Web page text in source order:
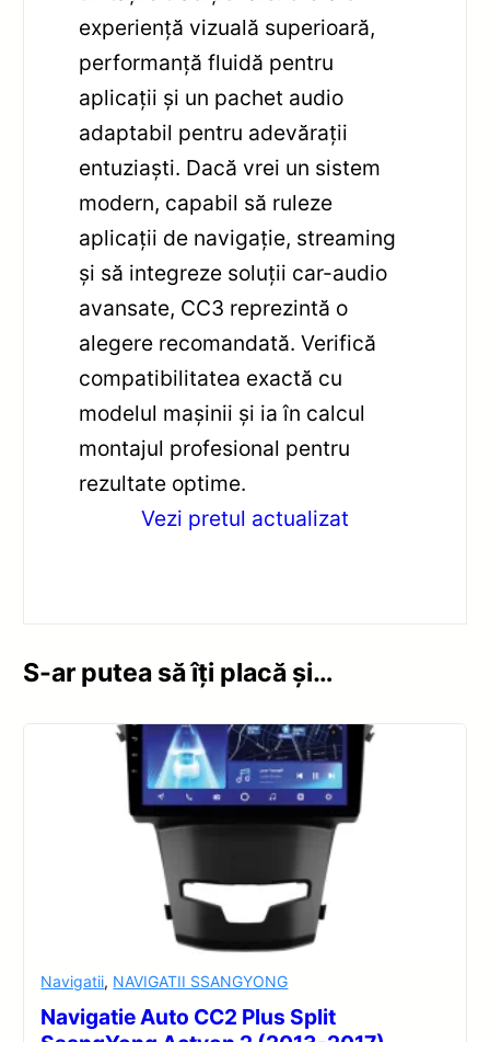
experiență vizuală superioară,
performanță fluidă pentru
aplicații și un pachet audio
adaptabil pentru adevărații
entuziaști. Dacă vrei un sistem
modern, capabil să ruleze
aplicații de navigație, streaming
și să integreze soluții car-audio
avansate, CC3 reprezintă o
alegere recomandată. Verifică
compatibilitatea exactă cu
modelul mașinii și ia în calcul
montajul profesional pentru
rezultate optime.
Vezi pretul actualizat
S-ar putea să îți placă și…
Navigatii, NAVIGATII SSANGYONG
Navigatie Auto CC2 Plus Split